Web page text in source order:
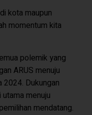
kota maupun
momentum kita
polemik yang
ARUS menuju
Dukungan
menuju
mendatang.